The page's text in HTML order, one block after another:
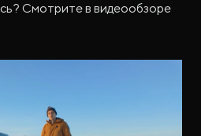
Смотрите в видеообзоре